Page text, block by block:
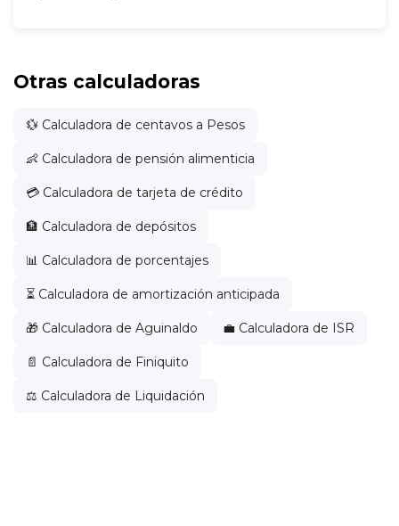
Otras calculadoras
💱 Calculadora de centavos a Pesos
👶 Calculadora de pensión alimenticia
💳 Calculadora de tarjeta de crédito
🏦 Calculadora de depósitos
📊 Calculadora de porcentajes
⏳ Calculadora de amortización anticipada
🎁 Calculadora de Aguinaldo 💼 Calculadora de ISR
📄 Calculadora de Finiquito
⚖️ Calculadora de Liquidación